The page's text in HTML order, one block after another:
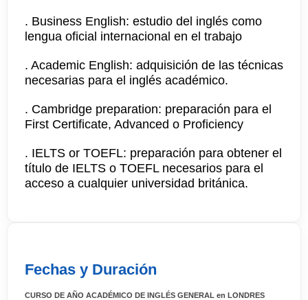
. Business English: estudio del inglés como
lengua oficial internacional en el trabajo
. Academic English: adquisición de las técnicas
necesarias para el inglés académico.
. Cambridge preparation: preparación para el
First Certificate, Advanced o Proficiency
. IELTS or TOEFL: preparación para obtener el
título de IELTS o TOEFL necesarios para el
acceso a cualquier universidad británica.
Fechas y Duración
CURSO DE AÑO ACADÉMICO DE INGLÉS GENERAL en LONDRES